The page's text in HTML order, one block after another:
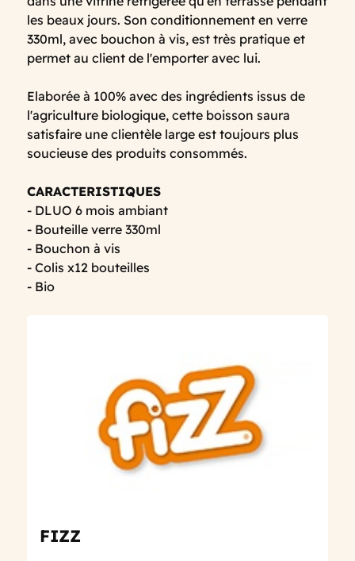
les beaux jours. Son conditionnement en verre
330ml, avec bouchon à vis, est très pratique et
permet au client de l'emporter avec lui.
Elaborée à 100% avec des ingrédients issus de
l'agriculture biologique, cette boisson saura
satisfaire une clientèle large est toujours plus
soucieuse des produits consommés.
CARACTERISTIQUES
- DLUO 6 mois ambiant
- Bouteille verre 330ml
- Bouchon à vis
- Colis x12 bouteilles
- Bio
FIZZ